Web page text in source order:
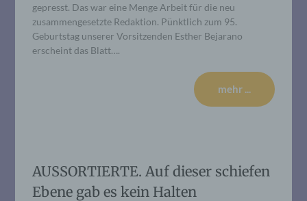
gepresst. Das war eine Menge Arbeit für die neu
zusammengesetzte Redaktion. Pünktlich zum 95.
Geburtstag unserer Vorsitzenden Esther Bejarano
erscheint das Blatt….
mehr ...
AUSSORTIERTE. Auf dieser schiefen
Ebene gab es kein Halten